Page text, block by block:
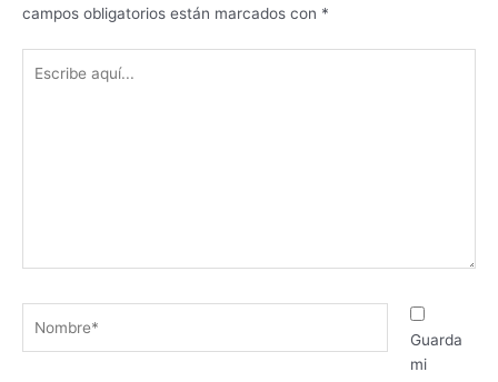
campos obligatorios están marcados con *
aquí...
Guarda
mi